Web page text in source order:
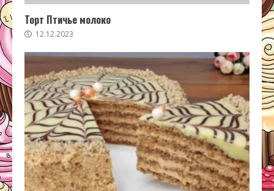
Торт Птичье молоко
12.12.2023